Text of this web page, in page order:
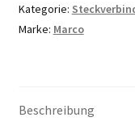
Kategorie:
Marke: Marco
Beschreibung